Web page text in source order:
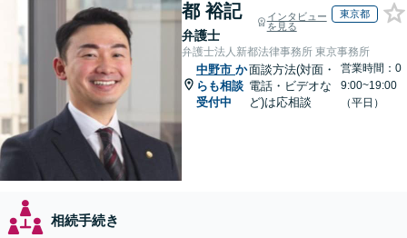
都 裕記
弁護士
インタビュー
を見る
東京都
弁護士法人新都法律事務所 東京事務所
中野市 か
らも相談
受付中
面談方法(対面・
電話・ビデオな
ど)は応相談
営業時間：0
9:00~19:00
（平日）
相続手続き